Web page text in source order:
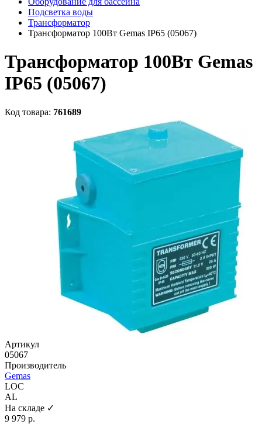
Подсветка воды
Трансформатор
Трансформатор 100Вт Gemas IP65 (05067)
Трансформатор 100Вт Gemas
IP65 (05067)
Код товара: 761689
Артикул
05067
Производитель
Gemas
LOC
AL
На складе ✓
9 979 р.